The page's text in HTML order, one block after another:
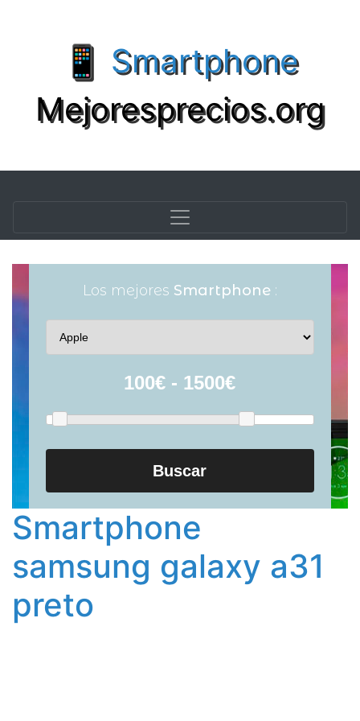
📱 Smartphone
Mejoresprecios.org
Los mejores Smartphone :
Buscar
Smartphone
samsung galaxy a31
preto